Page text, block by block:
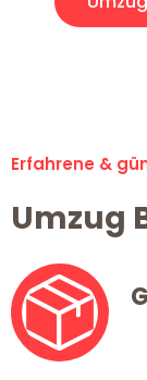
Erfahrene &
Umzug